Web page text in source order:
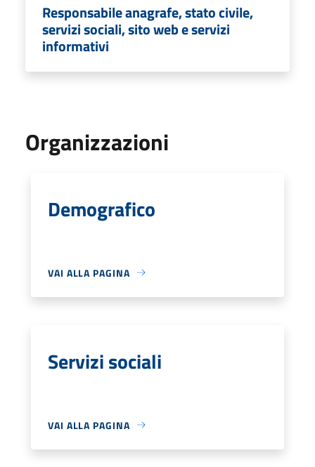
Responsabile anagrafe, stato civile,
servizi sociali, sito web e servizi
informativi
Organizzazioni
Demografico
VAI ALLA PAGINA
Servizi sociali
VAI ALLA PAGINA